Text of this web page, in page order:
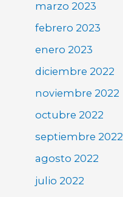
marzo 2023
febrero 2023
enero 2023
diciembre 2022
noviembre 2022
octubre 2022
septiembre 2022
agosto 2022
julio 2022